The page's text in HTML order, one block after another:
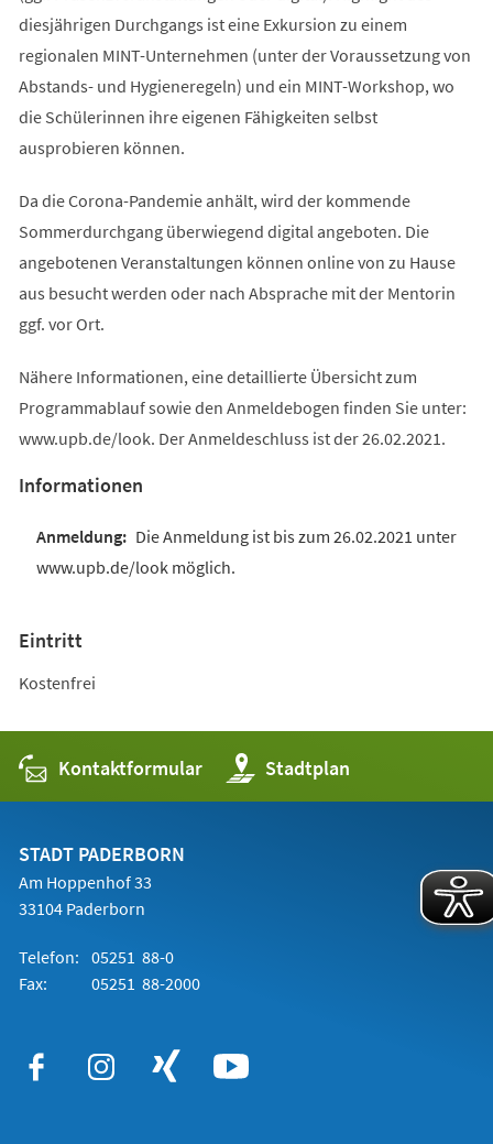
diesjährigen Durchgangs ist eine Exkursion zu einem
regionalen MINT-Unternehmen (unter der Voraussetzung von
Abstands- und Hygieneregeln) und ein MINT-Workshop, wo
die Schülerinnen ihre eigenen Fähigkeiten selbst
ausprobieren können.
Da die Corona-Pandemie anhält, wird der kommende
Sommerdurchgang überwiegend digital angeboten. Die
angebotenen Veranstaltungen können online von zu Hause
aus besucht werden oder nach Absprache mit der Mentorin
ggf. vor Ort.
Nähere Informationen, eine detaillierte Übersicht zum
Programmablauf sowie den Anmeldebogen finden Sie unter:
www.upb.de/look. Der Anmeldeschluss ist der 26.02.2021.
Informationen
Die Anmeldung ist bis zum 26.02.2021 unter
www.upb.de/look möglich.
Eintritt
Kostenfrei
Kontaktformular Stadtplan
(Öffnet
in
einem
STADT PADERBORN
Am Hoppenhof 33
33104 Paderborn
Telefon: 05251 88-0
Fax:
05251 88-2000